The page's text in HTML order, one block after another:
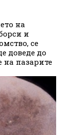
на
и
се
доведе до
на пазарите